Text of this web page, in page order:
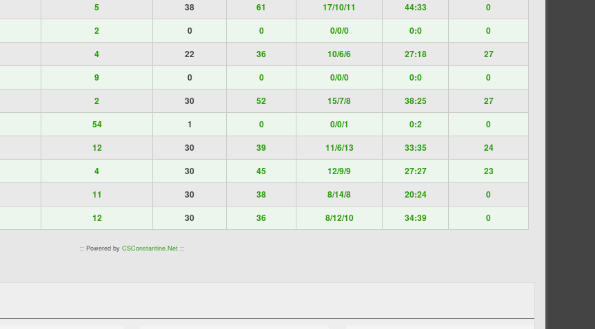
5 38 61 17/10/11 44:33
0
2 0 0 0/0/0 0:0
0
4 22 36 10/6/6 27:18
27
9 0 0 0/0/0 0:0
0
2 30 52 15/7/8 38:25
27
54 1 0 0/0/1 0:2
0
12 30 39 11/6/13 33:35
24
4 30 45 12/9/9 27:27
23
11 30 38 8/14/8 20:24
0
12 30 36 8/12/10 34:39 0
:: Powered by CSConstantine.Net::